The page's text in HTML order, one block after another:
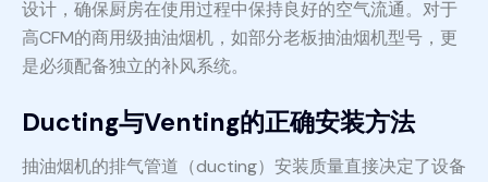
设计，确保厨房在使用过程中保持良好的空气流通。对于
高CFM的商用级抽油烟机，如部分老板抽油烟机型号，更
是必须配备独立的补风系统。
Ducting与Venting的正确安装方法
抽油烟机的排气管道（ducting）安装质量直接决定了设备